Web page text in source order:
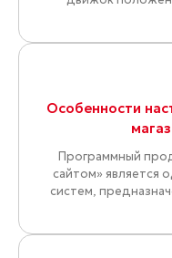
Особенности
Программный
сайтом» является
систем,